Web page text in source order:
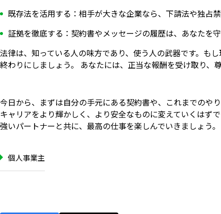
既存法を活用する：相手が大きな企業なら、下請法や独占
証拠を徹底する：契約書やメッセージの履歴は、あなたを
法律は、知っている人の味方であり、使う人の武器です。も
終わりにしましょう。 あなたには、正当な報酬を受け取り、
今日から、まずは自分の手元にある契約書や、これまでのや
キャリアをより輝かしく、より安全なものに変えていくはず
強いパートナーと共に、最高の仕事を楽しんでいきましょう。
個人事業主